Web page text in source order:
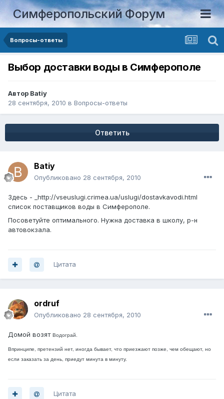
Симферопольский Форум
Вопросы-ответы
Выбор доставки воды в Симферополе
Автор Batiy
28 сентября, 2010 в Вопросы-ответы
Ответить
Batiy
Опубликовано 28 сентября, 2010
Здесь - _http://vseuslugi.crimea.ua/uslugi/dostavkavodi.html
список поставщиков воды в Симферополе.
Посоветуйте оптимального. Нужна доставка в школу, р-н
автовокзала.
Цитата
ordruf
Опубликовано 28 сентября, 2010
Домой возят Водограй.
Впринципе, претензий нет, иногда бывает, что приезжают позже, чем обещают, но
если заказать за день, приедут минута в минуту.
Цитата